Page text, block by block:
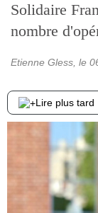
Solidaire
nombre
Etienne Gless , le
Lire plus tard